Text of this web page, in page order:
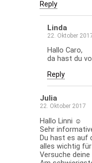
Reply
Linda
22. Oktober
Hallo Caro,
da hast du
Reply
Julia
22. Oktober 2017
Hallo Linni ☺️
Sehr
Du hast es auf
alles wichtig
Versuche